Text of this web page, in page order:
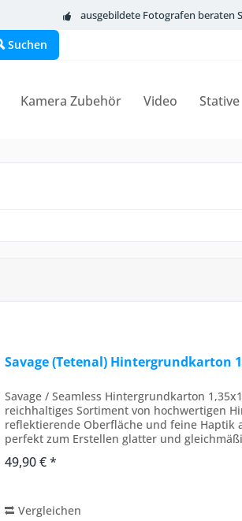
ausgebildete Fotografen beraten
Suchen
Kamera Zubehör Video Stative
Savage (Tetenal) Hintergrundkarton
Savage / Seamless Hintergrundkarton
reichhaltiges Sortiment von hochwertigen
reflektierende Oberfläche und feine Haptik
perfekt zum Erstellen glatter und
49,90 € *
Vergleichen